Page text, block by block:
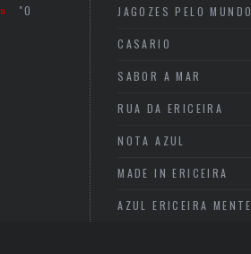
"O
JAGOZES PELO MUNDO
CASARIO
SABOR A MAR
RUA DA ERICEIRA
NOTA AZUL
MADE IN ERICEIRA
AZUL ERICEIRA MENTE